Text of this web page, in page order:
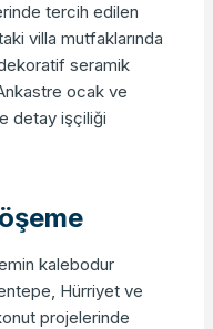
tercih edilen
villa mutfaklarında
seramik
ocak ve
detay işçiliği
kalebodur
Hürriyet ve
projelerinde